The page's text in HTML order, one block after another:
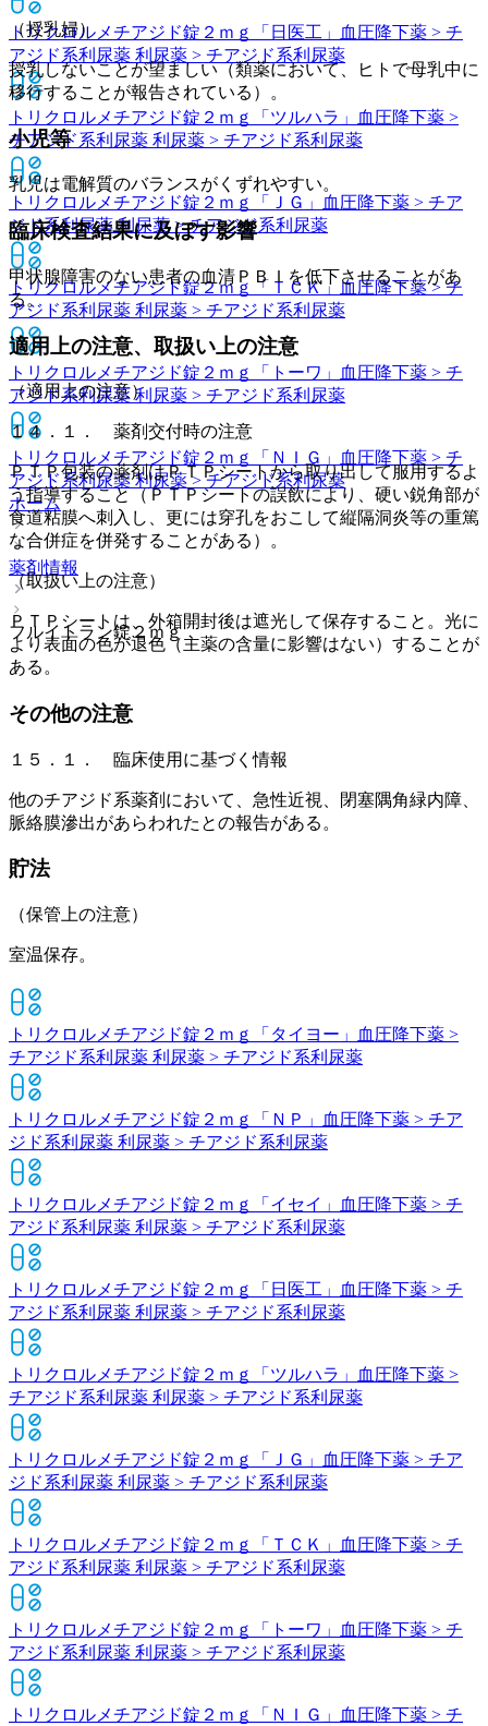
トリクロルメチアジド錠２ｍｇ「日医工」
血圧降下薬 > チ
アジド系利尿薬 利尿薬 > チアジド系利尿薬
トリクロルメチアジド錠２ｍｇ「ツルハラ」
血圧降下薬 >
チアジド系利尿薬 利尿薬 > チアジド系利尿薬
トリクロルメチアジド錠２ｍｇ「ＪＧ」
血圧降下薬 > チア
ジド系利尿薬 利尿薬 > チアジド系利尿薬
トリクロルメチアジド錠２ｍｇ「ＴＣＫ」 血圧降下薬 > チ
アジド系利尿薬 利尿薬 > チアジド系利尿薬
トリクロルメチアジド錠２ｍｇ「トーワ」
血圧降下薬 > チ
アジド系利尿薬 利尿薬 > チアジド系利尿薬
トリクロルメチアジド錠２ｍｇ「ＮＩＧ」
血圧降下薬 > チ
アジド系利尿薬 利尿薬 > チアジド系利尿薬
ホーム
薬剤情報
フルイトラン錠２ｍｇ
（授乳婦）
授乳しないことが望ましい（類薬において、ヒトで母乳中に
移行することが報告されている）。
小児等
乳児は電解質のバランスがくずれやすい。
臨床検査結果に及ぼす影響
甲状腺障害のない患者の血清ＰＢＩを低下させることがあ
る。
適用上の注意、取扱い上の注意
（適用上の注意）
１４．１． 薬剤交付時の注意
ＰＴＰ包装の薬剤はＰＴＰシートから取り出して服用するよ
う指導すること（ＰＴＰシートの誤飲により、硬い鋭角部が
食道粘膜へ刺入し、更には穿孔をおこして縦隔洞炎等の重篤
な合併症を併発することがある）。
（取扱い上の注意）
ＰＴＰシートは、外箱開封後は遮光して保存すること。光に
より表面の色が退色（主薬の含量に影響はない）することが
ある。
その他の注意
１５．１． 臨床使用に基づく情報
他のチアジド系薬剤において、急性近視、閉塞隅角緑内障、
脈絡膜滲出があらわれたとの報告がある。
貯法
（保管上の注意）
室温保存。
トリクロルメチアジド錠２ｍｇ「タイヨー」
血圧降下薬 >
チアジド系利尿薬 利尿薬 > チアジド系利尿薬
トリクロルメチアジド錠２ｍｇ「ＮＰ」
血圧降下薬 > チア
ジド系利尿薬 利尿薬 > チアジド系利尿薬
トリクロルメチアジド錠２ｍｇ「イセイ」
血圧降下薬 > チ
アジド系利尿薬 利尿薬 > チアジド系利尿薬
トリクロルメチアジド錠２ｍｇ「日医工」
血圧降下薬 > チ
アジド系利尿薬 利尿薬 > チアジド系利尿薬
トリクロルメチアジド錠２ｍｇ「ツルハラ」
血圧降下薬 >
チアジド系利尿薬 利尿薬 > チアジド系利尿薬
トリクロルメチアジド錠２ｍｇ「ＪＧ」
血圧降下薬 > チア
ジド系利尿薬 利尿薬 > チアジド系利尿薬
トリクロルメチアジド錠２ｍｇ「ＴＣＫ」
血圧降下薬 > チ
アジド系利尿薬 利尿薬 > チアジド系利尿薬
トリクロルメチアジド錠２ｍｇ「トーワ」
血圧降下薬 > チ
アジド系利尿薬 利尿薬 > チアジド系利尿薬
トリクロルメチアジド錠２ｍｇ「ＮＩＧ」 血圧降下薬 > チ